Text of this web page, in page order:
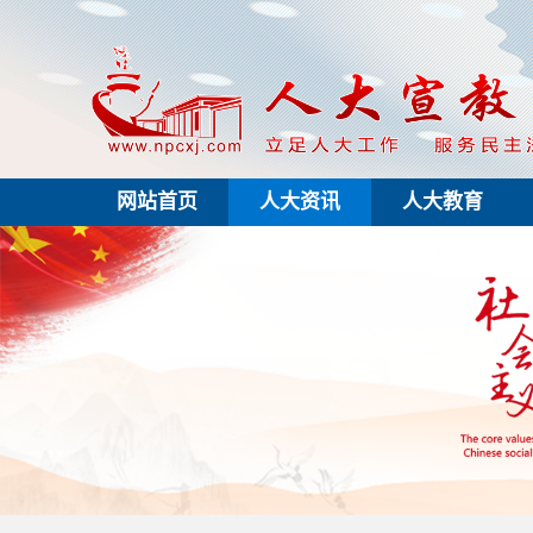
网站首页 人大资讯 人大教育